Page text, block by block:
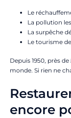
Le
La pollution
La surpêche
Le tourisme
Depuis 1950, près de
monde. Si rien ne
encore